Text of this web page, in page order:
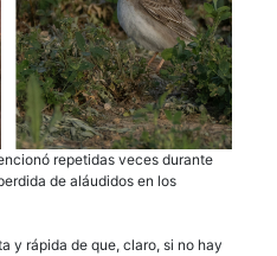
repetidas veces durante
de aláudidos en los
y rápida de que, claro, si no hay